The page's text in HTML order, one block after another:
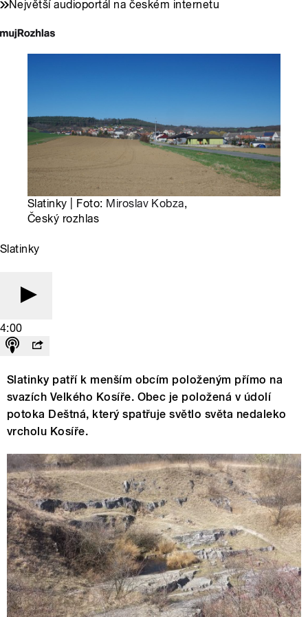
Největší audioportál na českém internetu
Slatinky | Foto: Miroslav Kobza,
Český rozhlas
Slatinky
4:00
Slatinky patří k menším obcím položeným přímo na
svazích Velkého Kosíře. Obec je položená v údolí
potoka Deštná, který spatřuje světlo světa nedaleko
vrcholu Kosíře.